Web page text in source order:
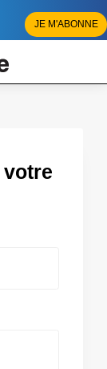
JE M'ABONNE
votre